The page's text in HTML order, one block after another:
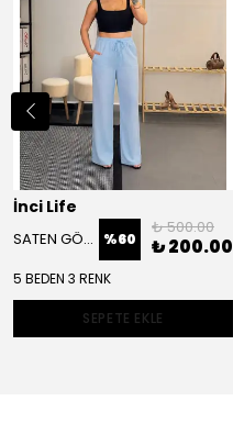
İnci Life
SATEN GÖRÜNÜMLÜ PANTOLON %60
₺ 500.00
₺ 200.00
5 BEDEN 3 RENK
SEPETE EKLE